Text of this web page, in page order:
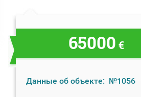
65000 €
Данные об объекте: №1056